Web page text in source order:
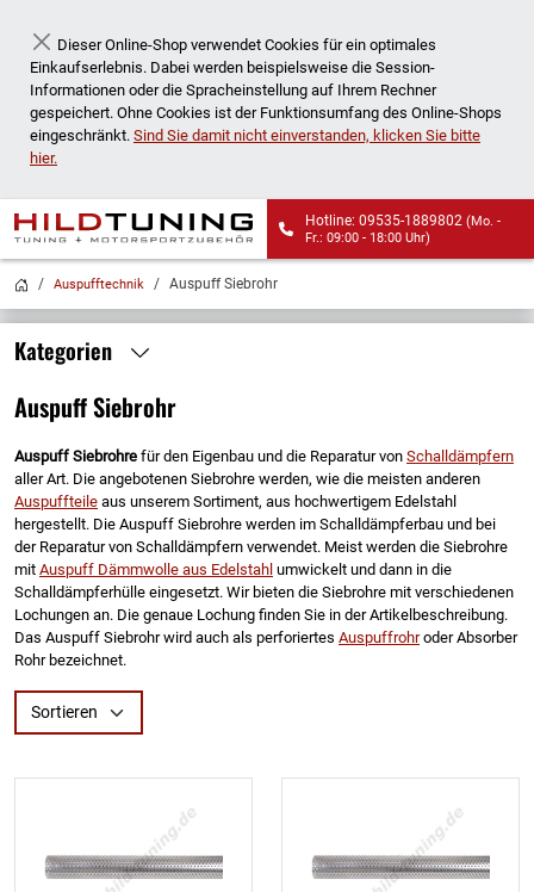
Schließen
Dieser Online-Shop verwendet Cookies für ein optimales
Einkaufserlebnis. Dabei werden beispielsweise die Session-
Informationen oder die Spracheinstellung auf Ihrem Rechner
gespeichert. Ohne Cookies ist der Funktionsumfang des Online-Shops
eingeschränkt. Sind Sie damit nicht einverstanden, klicken Sie bitte
hier.
Hotline: 09535-1889802(Mo. -
Fr.: 09:00 - 18:00 Uhr)
Auspufftechnik Auspuff Siebrohr
Kategorien
Auspuff Siebrohr
Auspuff Siebrohre für den Eigenbau und die Reparatur von Schalldämpfern
aller Art. Die angebotenen Siebrohre werden, wie die meisten anderen
Auspuffteile aus unserem Sortiment, aus hochwertigem Edelstahl
hergestellt. Die Auspuff Siebrohre werden im Schalldämpferbau und bei
der Reparatur von Schalldämpfern verwendet. Meist werden die Siebrohre
mit Auspuff Dämmwolle aus Edelstahl umwickelt und dann in die
Schalldämpferhülle eingesetzt. Wir bieten die Siebrohre mit verschiedenen
Lochungen an. Die genaue Lochung finden Sie in der Artikelbeschreibung.
Das Auspuff Siebrohr wird auch als perforiertes Auspuffrohroder Absorber
Rohr bezeichnet.
Sortieren